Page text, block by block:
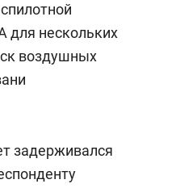
для нескольких
воздушных
задерживался